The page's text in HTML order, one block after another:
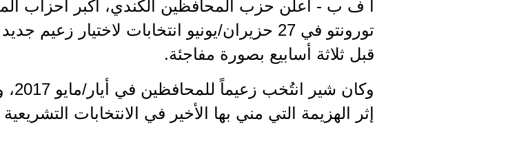
أ ف ب - أعلن حزب المحافظين الكندي، أكبر أحزاب
تورونتو في 27 حزيران/يونيو انتخابات لاختيار
قبل ثلاثة أسابيع بصورة مفاجئة.
إثر الهزيمة التي مني بها الأخير في الانتخابات